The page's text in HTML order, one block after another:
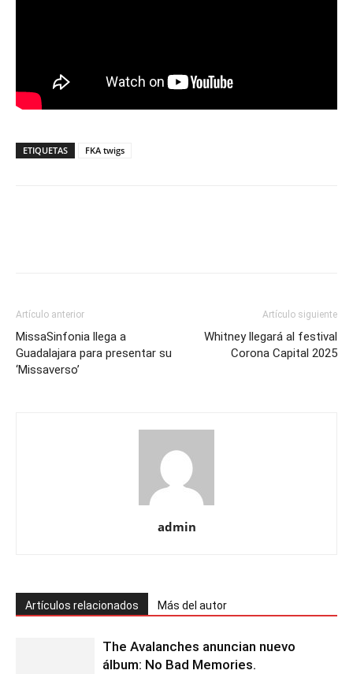
ETIQUETAS FKA twigs
Artículo anterior
MissaSinfonia llega a
Guadalajara para presentar su
‘Missaverso’
Artículo siguiente
Whitney llegará al festival
Corona Capital 2025
admin
Artículos relacionados Más del autor
The Avalanches anuncian nuevo
álbum: No Bad Memories.